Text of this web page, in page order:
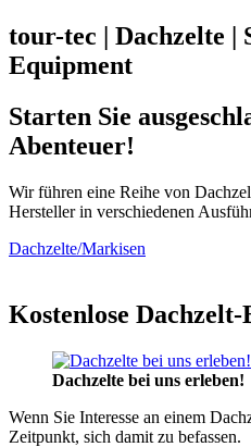
tour-tec | Dachzelte |
Equipment
Starten Sie
Abenteuer!
Wir führen eine Reihe von
Hersteller in verschiedenen
Dachzelte/Markisen
Kostenlose
Dachzelte bei uns erleben!
Wenn Sie Interesse an einem
Zeitpunkt, sich damit zu befassen.